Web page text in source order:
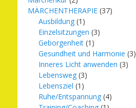
MÄRCHENTHERAPIE (37)
Ausbildung (1)
Einzelsitzungen (3)
Geborgenheit (1)
Gesundheit und Harmonie (3)
Inneres Licht anwenden (3)
Lebensweg (3)
Lebensziel (1)
Ruhe/Entspannung (4)